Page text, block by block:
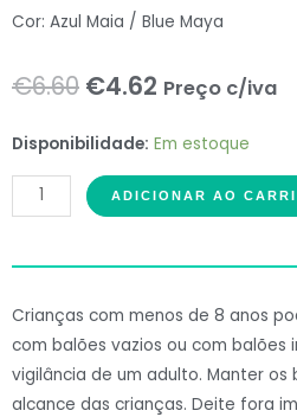
Cor: Azul Maia / Blue Maya
€6.60 O
preço
original
era:
€6.60.
€4.62 O
preço
atual
é:
€4.62.
Preço c/iva
Disponibilidade: Em estoque
ME
Balloons
Latex
Azul
Maia#126
quantidade
ADICIONAR AO
Crianças com menos de 8 anos
com balões vazios ou com balões
vigilância de um adulto. Manter os
alcance das crianças. Deite fora